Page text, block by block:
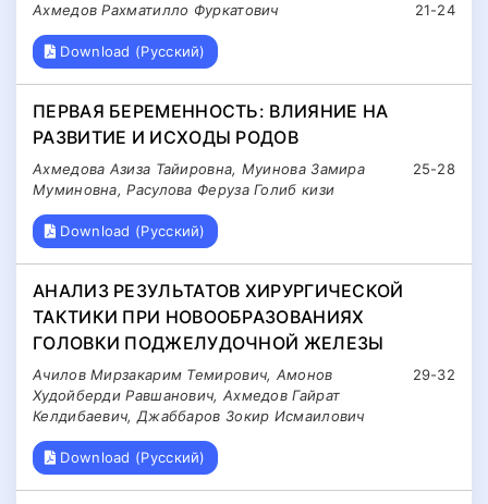
21-24
Ахмедов Рахматилло Фуркатович
Download (Русский)
ПЕРВАЯ БЕРЕМЕННОСТЬ: ВЛИЯНИЕ НА
РАЗВИТИЕ И ИСХОДЫ РОДОВ
25-28
Ахмедова Азиза Тайировна, Муинова Замира
Муминовна, Расулова Феруза Голиб кизи
Download (Русский)
АНАЛИЗ РЕЗУЛЬТАТОВ ХИРУРГИЧЕСКОЙ
ТАКТИКИ ПРИ НОВООБРАЗОВАНИЯХ
ГОЛОВКИ ПОДЖЕЛУДОЧНОЙ ЖЕЛЕЗЫ
29-32
Ачилов Мирзакарим Темирович, Амонов
Худойберди Равшанович, Ахмедов Гайрат
Келдибаевич, Джаббаров Зокир Исмаилович
Download (Русский)